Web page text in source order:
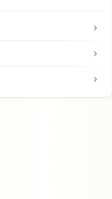
chevron_right
chevron_right
chevron_right